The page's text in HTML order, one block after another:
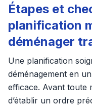
Étapes et
planification
déménager
Une planification
déménagement en
efficace. Avant toute
d’établir un ordre